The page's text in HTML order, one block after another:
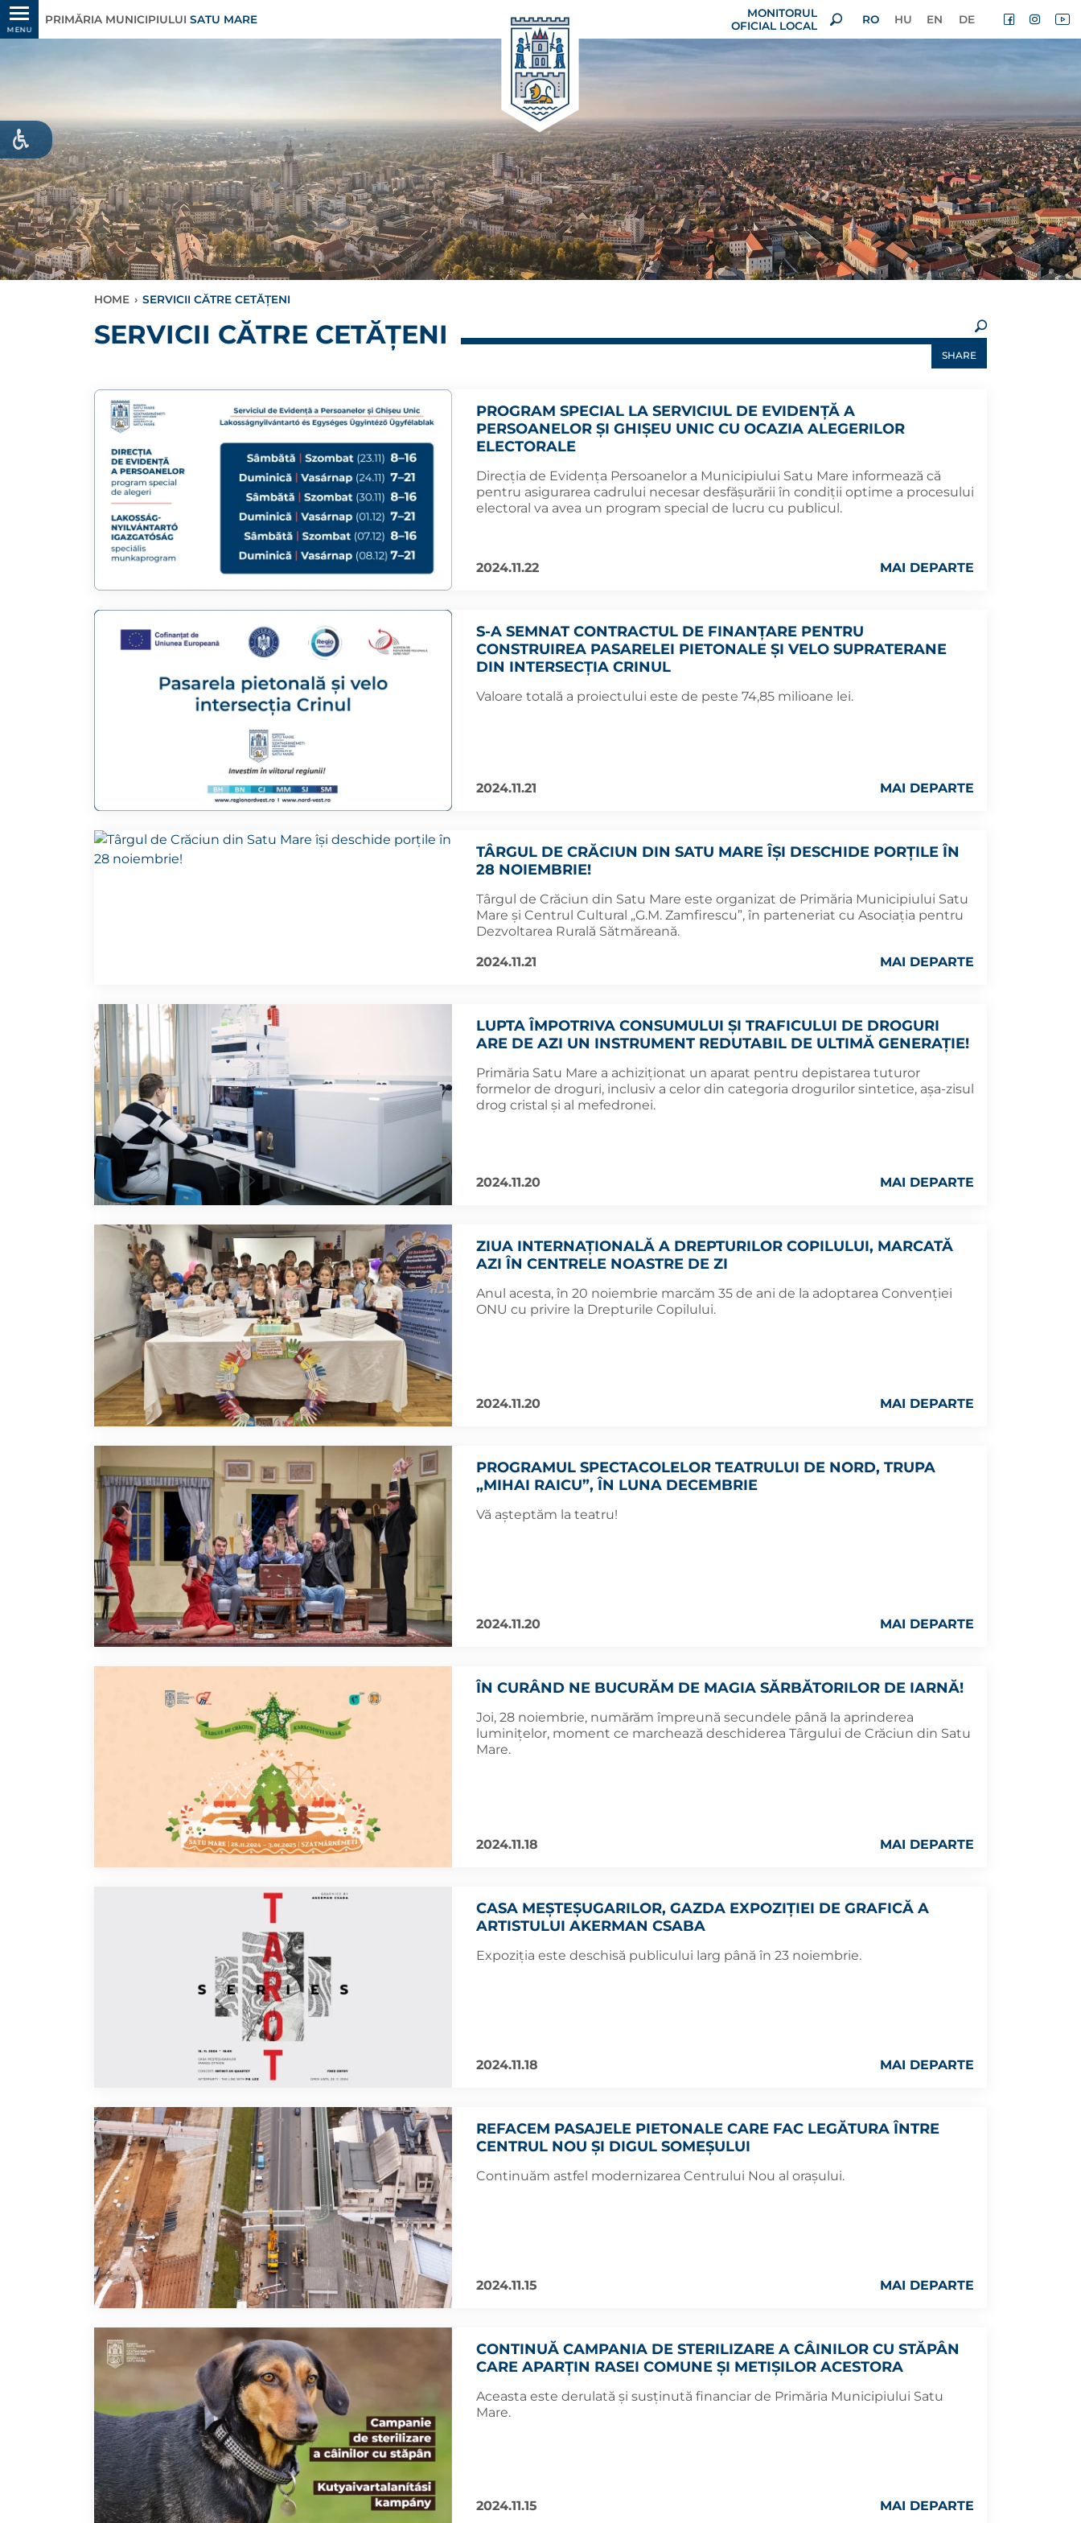
MENU
PRIMĂRIA MUNICIPIULUI SATU MARE
MONITORUL
OFICIAL LOCAL
RO HU EN DE
HOME › SERVICII CĂTRE CETĂȚENI
SERVICII CĂTRE CETĂȚENI
SHARE
PROGRAM SPECIAL LA SERVICIUL DE EVIDENȚĂ A
PERSOANELOR ȘI GHIȘEU UNIC CU OCAZIA ALEGERILOR
ELECTORALE
Direcția de Evidența Persoanelor a Municipiului Satu Mare informează că
pentru asigurarea cadrului necesar desfășurării în condiții optime a procesului
electoral va avea un program special de lucru cu publicul.
2024.11.22 MAI DEPARTE
S-A SEMNAT CONTRACTUL DE FINANȚARE PENTRU
CONSTRUIREA PASARELEI PIETONALE ȘI VELO SUPRATERANE
DIN INTERSECȚIA CRINUL
Valoare totală a proiectului este de peste 74,85 milioane lei.
2024.11.21 MAI DEPARTE
TÂRGUL DE CRĂCIUN DIN SATU MARE ÎȘI DESCHIDE PORȚILE ÎN
28 NOIEMBRIE!
Târgul de Crăciun din Satu Mare este organizat de Primăria Municipiului Satu
Mare și Centrul Cultural „G.M. Zamfirescu”, în parteneriat cu Asociația pentru
Dezvoltarea Rurală Sătmăreană.
2024.11.21
MAI DEPARTE
LUPTA ÎMPOTRIVA CONSUMULUI ȘI TRAFICULUI DE DROGURI
ARE DE AZI UN INSTRUMENT REDUTABIL DE ULTIMĂ GENERAȚIE!
Primăria Satu Mare a achiziționat un aparat pentru depistarea tuturor
formelor de droguri, inclusiv a celor din categoria drogurilor sintetice, așa-zisul
drog cristal și al mefedronei.
2024.11.20 MAI DEPARTE
ZIUA INTERNAȚIONALĂ A DREPTURILOR COPILULUI, MARCATĂ
AZI ÎN CENTRELE NOASTRE DE ZI
Anul acesta, în 20 noiembrie marcăm 35 de ani de la adoptarea Convenției
ONU cu privire la Drepturile Copilului.
2024.11.20 MAI DEPARTE
PROGRAMUL SPECTACOLELOR TEATRULUI DE NORD, TRUPA
„MIHAI RAICU”, ÎN LUNA DECEMBRIE
Vă așteptăm la teatru!
2024.11.20 MAI DEPARTE
ÎN CURÂND NE BUCURĂM DE MAGIA SĂRBĂTORILOR DE IARNĂ!
Joi, 28 noiembrie, numărăm împreună secundele până la aprinderea
luminițelor, moment ce marchează deschiderea Târgului de Crăciun din Satu
Mare.
2024.11.18 MAI DEPARTE
CASA MEȘTEȘUGARILOR, GAZDA EXPOZIȚIEI DE GRAFICĂ A
ARTISTULUI AKERMAN CSABA
Expoziția este deschisă publicului larg până în 23 noiembrie.
2024.11.18 MAI DEPARTE
REFACEM PASAJELE PIETONALE CARE FAC LEGĂTURA ÎNTRE
CENTRUL NOU ȘI DIGUL SOMEȘULUI
Continuăm astfel modernizarea Centrului Nou al orașului.
2024.11.15 MAI DEPARTE
CONTINUĂ CAMPANIA DE STERILIZARE A CÂINILOR CU STĂPÂN
CARE APARȚIN RASEI COMUNE ȘI METIȘILOR ACESTORA
Aceasta este derulată și susținută financiar de Primăria Municipiului Satu
Mare.
2024.11.15 MAI DEPARTE